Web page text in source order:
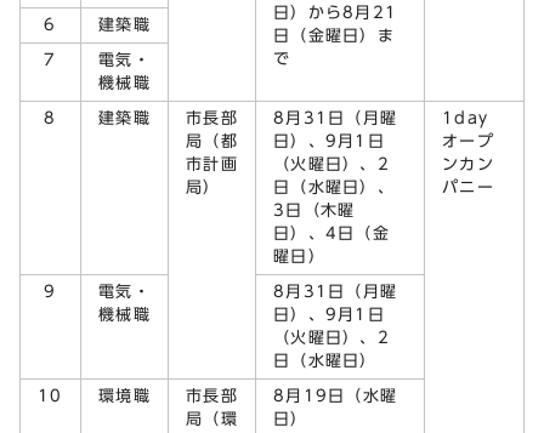
日）から8月21
日（金曜日）ま
で
6 建築職
7
電気・
機械職
8 建築職
市長部
局（都
市計画
局）
8月31日（月曜
日）、9月1日
（火曜日）、2
日（水曜日）、
3日（木曜
日）、4日（金
曜日）
1day
オープ
ンカン
パニー
9
電気・
機械職
8月31日（月曜
日）、9月1日
（火曜日）、2
日（水曜日）
10 環境職
市長部
局（環
8月19日（水曜
日）